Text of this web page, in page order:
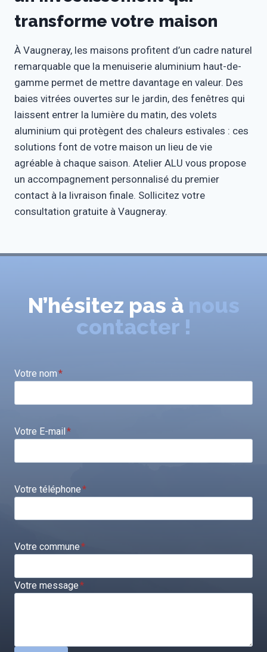
transforme votre maison
À Vaugneray, les maisons profitent d’un cadre naturel
remarquable que la menuiserie aluminium haut-de-
gamme permet de mettre davantage en valeur. Des
baies vitrées ouvertes sur le jardin, des fenêtres qui
laissent entrer la lumière du matin, des volets
aluminium qui protègent des chaleurs estivales : ces
solutions font de votre maison un lieu de vie
agréable à chaque saison. Atelier ALU vous propose
un accompagnement personnalisé du premier
contact à la livraison finale. Sollicitez votre
consultation gratuite à Vaugneray.
N’hésitez pas à nous
contacter !
Votre nom*
Votre E-mail*
Votre téléphone*
Votre commune*
Votre message*